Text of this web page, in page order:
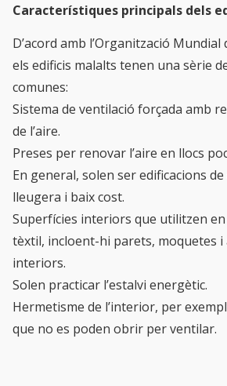
Característiques principals dels
D’acord amb l’Organització Mundial
els edificis malalts tenen una sèrie
comunes:
Sistema de ventilació forçada amb
de l’aire.
Preses per renovar l’aire en llocs
En general, solen ser edificacions
lleugera i baix cost.
Superfícies interiors que utilitzen
tèxtil, incloent-hi parets, moquetes i
interiors.
Solen practicar l’estalvi energètic.
Hermetisme de l’interior, per
que no es poden obrir per ventilar.